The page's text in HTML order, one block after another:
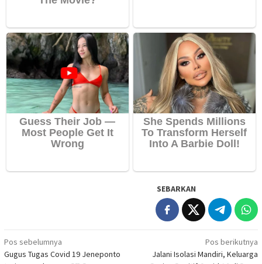
SEBARKAN
Navigasi
pos
Pos sebelumnya
Gugus Tugas Covid 19 Jeneponto
Pos berikutnya
Jalani Isolasi Mandiri, Keluarga